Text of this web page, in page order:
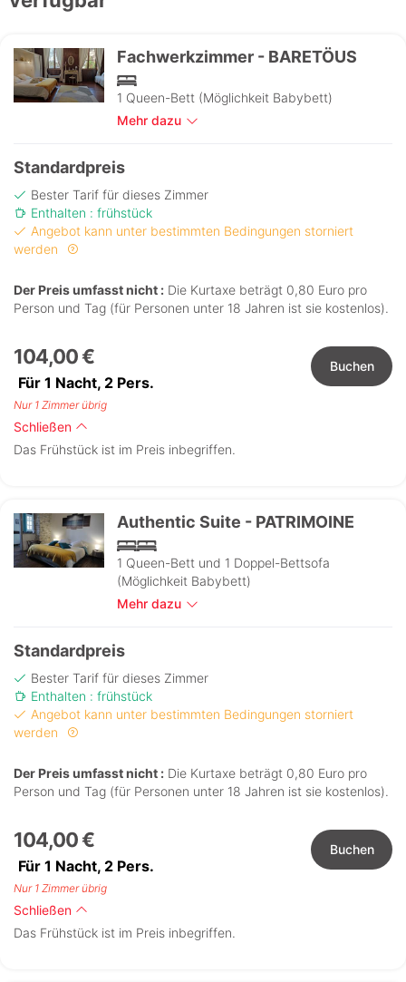
Fachwerkzimmer - BARETÖUS
1 Queen-Bett (Möglichkeit Babybett)
Mehr dazu
Standardpreis
Bester Tarif für dieses Zimmer
Enthalten : frühstück
Angebot kann unter bestimmten Bedingungen storniert
werden
Der Preis umfasst nicht : Die Kurtaxe beträgt 0,80 Euro pro
Person und Tag (für Personen unter 18 Jahren ist sie kostenlos).
104,00 €
Für 1 Nacht, 2 Pers.
Buchen
Nur 1 Zimmer übrig
Schließen
Das Frühstück ist im Preis inbegriffen.
Authentic Suite - PATRIMOINE
1 Queen-Bett und 1 Doppel-Bettsofa
(Möglichkeit Babybett)
Mehr dazu
Standardpreis
Bester Tarif für dieses Zimmer
Enthalten : frühstück
Angebot kann unter bestimmten Bedingungen storniert
werden
Der Preis umfasst nicht : Die Kurtaxe beträgt 0,80 Euro pro
Person und Tag (für Personen unter 18 Jahren ist sie kostenlos).
104,00 €
Für 1 Nacht, 2 Pers.
Buchen
Nur 1 Zimmer übrig
Schließen
Das Frühstück ist im Preis inbegriffen.